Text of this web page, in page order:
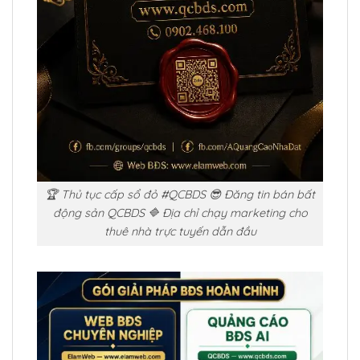
🏆 Thủ tục cấp sổ đỏ #QCBDS 😎 Đăng tin bán bất
động sản QCBDS 🔷 Địa chỉ chạy marketing cho
thuê nhà trực tuyến dẫn đầu